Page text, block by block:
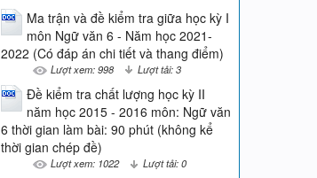
Ma trận và đề kiểm tra giữa học kỳ I
môn Ngữ văn 6 - Năm học 2021-
2022 (Có đáp án chi tiết và thang điểm)
Lượt xem: 998 Lượt tải: 3
Đề kiểm tra chất lượng học kỳ II
năm học 2015 - 2016 môn: Ngữ văn
6 thời gian làm bài: 90 phút (không kể
thời gian chép đề)
Lượt xem: 1022 Lượt tải: 0